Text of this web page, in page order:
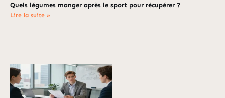
Quels légumes manger après le sport pour récupérer ?
Lire la suite »